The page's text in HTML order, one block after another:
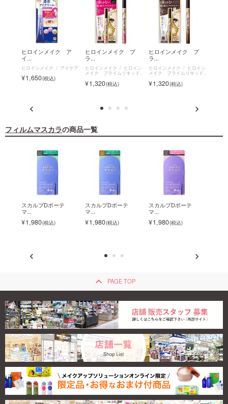
ヒロインメイク ア
イ...
ヒロインメイク アイケア
1,650
ヒロインメイク プ
ラ...
ヒロインメイク ヒロイン
メイク プライムリキッド
アイライナー リッチキープ
N1,320
ヒロインメイク プ
ラ...
ヒロインメイク ヒロイン
メイク プライムリキッド
アイライナー リッチキープ
N1,320
フィルムマスカラの商品一覧
スカルプDボーテ
マ...
1,980
スカルプDボーテ
マ...
1,980
スカルプDボーテ
マ...
1,980
keyboard_arrow_up PAGE TOP